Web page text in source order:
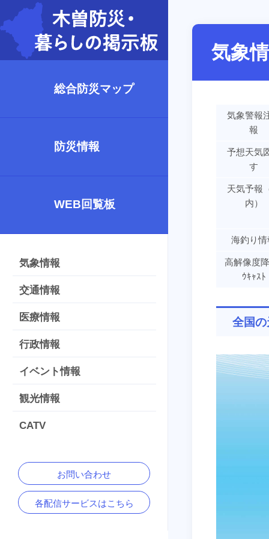
総合防災マップ
防災情報
WEB回覧板
気象情報
交通情報
医療情報
行政情報
イベント情報
観光情報
CATV
お問い合わせ
各配信サービスはこちら
気象
気象警報
報
予想天気
す
天気予報
内）
海釣り
高解像度
ｳｷｬｽﾄ
全国